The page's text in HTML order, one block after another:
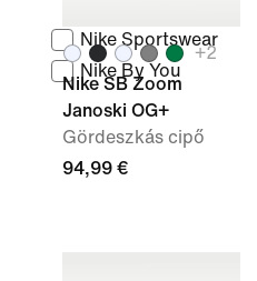
Nike Sportswear
Nike By You
+2
Nike SB Zoom
Janoski OG+
Gördeszkás cipő
94,99 €